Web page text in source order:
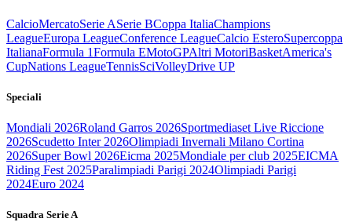
CalcioMercatoSerie ASerie BCoppa ItaliaChampions
LeagueEuropa LeagueConference LeagueCalcio EsteroSupercoppa
ItalianaFormula 1Formula EMotoGPAltri MotoriBasketAmerica's
CupNations LeagueTennisSciVolleyDrive UP
Speciali
Mondiali 2026Roland Garros 2026Sportmediaset Live Riccione
2026Scudetto Inter 2026Olimpiadi Invernali Milano Cortina
2026Super Bowl 2026Eicma 2025Mondiale per club 2025EICMA
Riding Fest 2025Paralimpiadi Parigi 2024Olimpiadi Parigi
2024Euro 2024
Squadra Serie A